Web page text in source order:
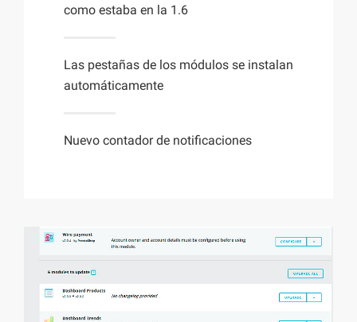
como estaba en la 1.6
Las pestañas de los módulos se instalan
automáticamente
Nuevo contador de notificaciones